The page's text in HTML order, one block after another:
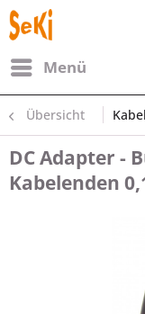
Menü
Übersicht
DC Adapter -
Kabelenden